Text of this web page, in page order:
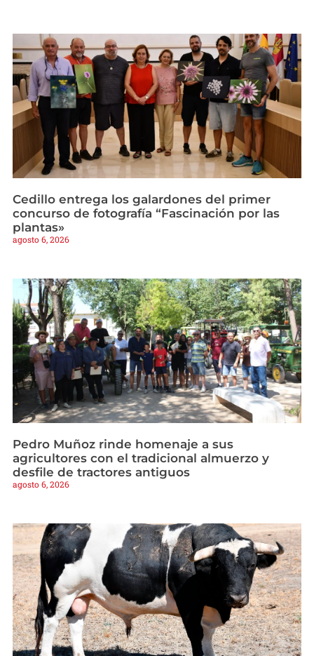
Cedillo entrega los galardones del primer
concurso de fotografía “Fascinación por las
plantas»
agosto 6, 2026
Pedro Muñoz rinde homenaje a sus
agricultores con el tradicional almuerzo y
desfile de tractores antiguos
agosto 6, 2026